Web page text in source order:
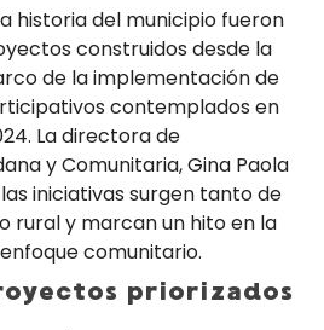
historia del municipio fueron
construidos desde la
de la implementación de
contemplados en
La directora de
y Comunitaria, Gina Paola
iniciativas surgen tanto de
rural y marcan un hito en la
comunitario.
priorizados